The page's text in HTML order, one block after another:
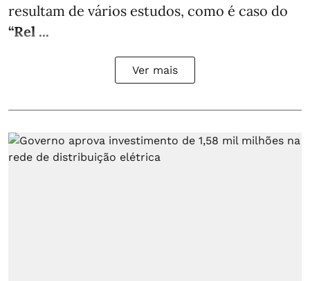
resultam de vários estudos, como é caso do
“Rel ...
Ver mais